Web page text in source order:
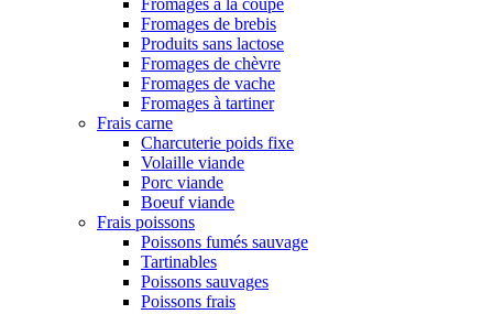
Fromages a la coupe
Fromages de brebis
Produits sans lactose
Fromages de chèvre
Fromages de vache
Fromages à tartiner
Frais carne
Charcuterie poids fixe
Volaille viande
Porc viande
Boeuf viande
Frais poissons
Poissons fumés sauvage
Tartinables
Poissons sauvages
Poissons frais